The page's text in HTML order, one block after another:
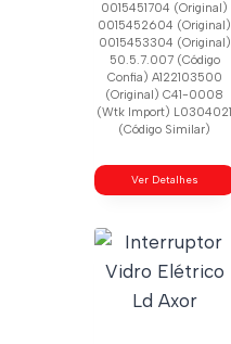
0015451704 (Original)
0015452604 (Original)
0015453304 (Original)
50.5.7.007 (Código
Confia) A122103500
(Original) C41-0008
(Wtk Import) L0304021
(Código Similar)
Ver Detalhes